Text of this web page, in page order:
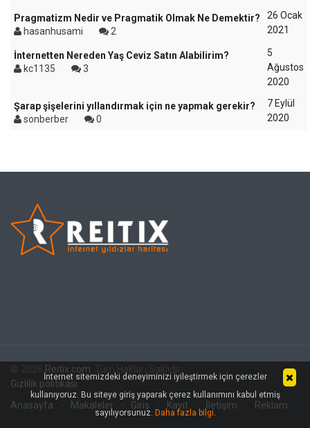
Pragmatizm Nedir ve Pragmatik Olmak Ne Demektir?
hasanhusami
2
26 Ocak
2021
İnternetten Nereden Yaş Ceviz Satın Alabilirim?
kc1135
3
5
Ağustos
2020
Şarap şişelerini yıllandırmak için ne yapmak gerekir?
sonberber
0
7 Eylül
2020
Reitix.com
Gizlilik politikası
Anasayfa
Makaleler Giriş Kayıt İletişim Reklam
İnternet sitemizdeki deneyiminizi iyileştirmek için çerezler
kullanıyoruz. Bu siteye giriş yaparak çerez kullanımını kabul etmiş
sayılıyorsunuz. Daha fazla bilgi.